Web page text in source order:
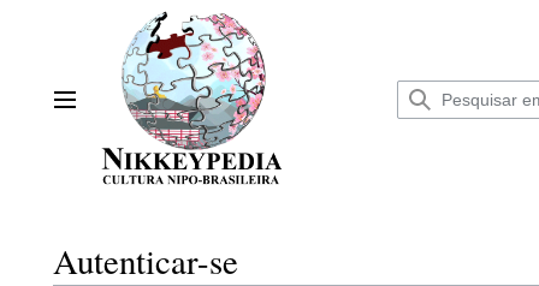
Menu principal
Autenticar-se